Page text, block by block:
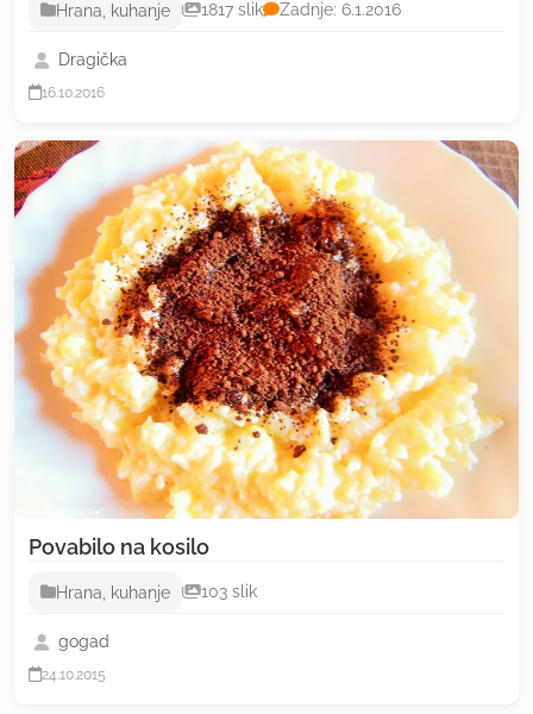
Hrana, kuhanje 1817 slik Zadnje: 6.1.2016
Dragička
16.10.2016
Povabilo na kosilo
Hrana, kuhanje 103 slik
gogad
24.10.2015